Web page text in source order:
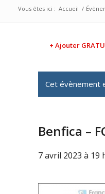
Vous êtes ici : Accueil /
+ Ajouter
Cet évènement
Benfica –
7 avril 2023 à 19